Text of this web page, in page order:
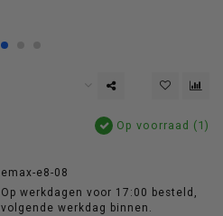
Op voorraad (1)
emax-e8-08
Op werkdagen voor 17:00 besteld,
volgende werkdag binnen.